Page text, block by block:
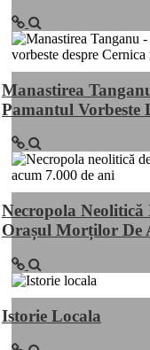
Manastirea
Pamantul Vorbeste
Necropola
Orașul Morților De
Istorie Locala